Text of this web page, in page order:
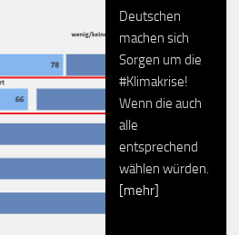
Deutschen
machen sich
Sorgen um die
#Klimakrise!
Wenn die auch
alle
entsprechend
wählen würden.
[mehr]